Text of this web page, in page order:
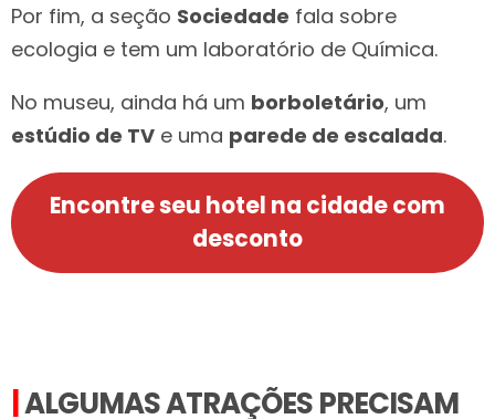
Por fim, a seção Sociedade fala sobre
ecologia e tem um laboratório de Química.
No museu, ainda há um borboletário, um
estúdio de TV e uma parede de escalada.
Encontre seu hotel na cidade com
desconto
|ALGUMAS ATRAÇÕES PRECISAM